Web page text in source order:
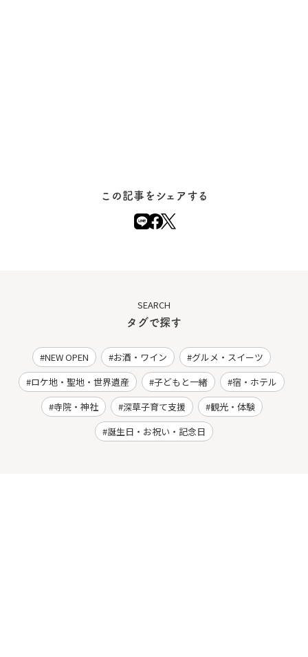
この記事をシェアする
SEARCH
タグで探す
NEW OPEN お酒・ワイン
グルメ・スイーツ
ロケ地・聖地・世界遺産
子どもと一緒
宿・ホテル
寺院・神社
深草子育て支援
観光・体験
誕生日・お祝い・記念日